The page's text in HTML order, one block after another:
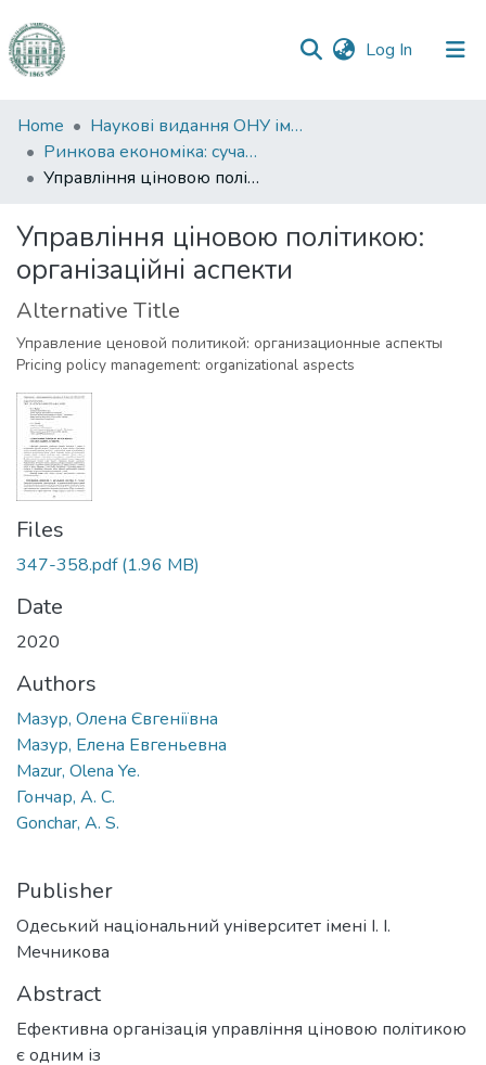
Log In (current)
Communities
&
Collections
Statistics
Home
Наукові видання ОНУ імені І. І. Мечникова
Ринкова економіка: сучасна теорія і практика управління
Управління ціновою політикою: організаційні аспекти
Управління ціновою політикою:
організаційні аспекти
Alternative Title
Управление ценовой политикой: организационные аспекты
Pricing policy management: organizational aspects
Files
347-358.pdf(1.96 MB)
Date
2020
Authors
Мазур, Олена Євгеніївна
Мазур, Елена Евгеньевна
Mazur, Olena Ye.
Гончар, А. С.
Gonchar, A. S.
Publisher
Одеський національний університет імені І. І.
Мечникова
Abstract
Ефективна організація управління ціновою політикою
є одним із